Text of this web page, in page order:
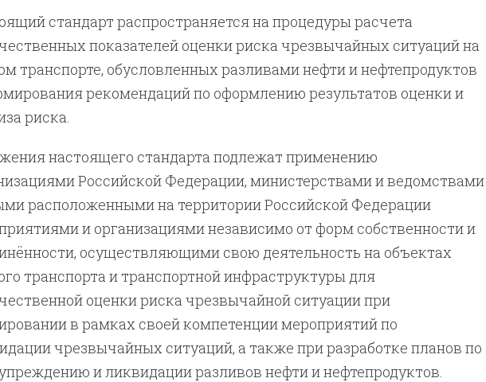
стандарт распространяется на процедуры расчета
показателей оценки риска чрезвычайных ситуаций на
транспорте, обусловленных разливами нефти и нефтепродуктов
рекомендаций по оформлению результатов оценки и
риска.
настоящего стандарта подлежат применению
Российской Федерации, министерствами и ведомствами
расположенными на территории Российской Федерации
и организациями независимо от форм собственности и
осуществляющими свою деятельность на объектах
транспорта и транспортной инфраструктуры для
оценки риска чрезвычайной ситуации при
в рамках своей компетенции мероприятий по
чрезвычайных ситуаций, а также при разработке планов по
и ликвидации разливов нефти и нефтепродуктов.